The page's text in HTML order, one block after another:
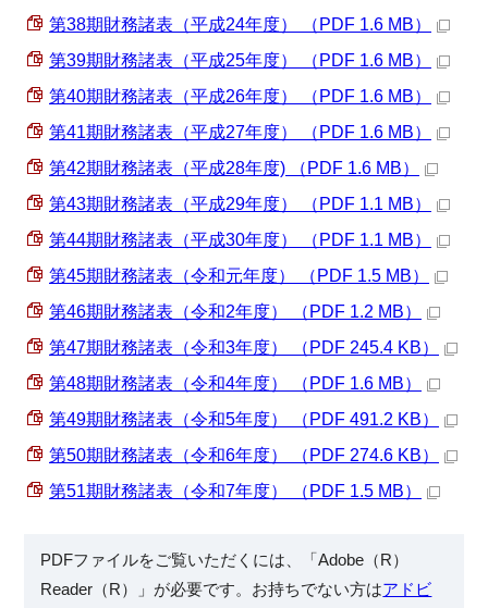
第38期財務諸表（平成24年度） （PDF 1.6 MB）
第39期財務諸表（平成25年度） （PDF 1.6 MB）
第40期財務諸表（平成26年度） （PDF 1.6 MB）
第41期財務諸表（平成27年度） （PDF 1.6 MB）
第42期財務諸表（平成28年度) （PDF 1.6 MB）
第43期財務諸表（平成29年度） （PDF 1.1 MB）
第44期財務諸表（平成30年度） （PDF 1.1 MB）
第45期財務諸表（令和元年度） （PDF 1.5 MB）
第46期財務諸表（令和2年度） （PDF 1.2 MB）
第47期財務諸表（令和3年度） （PDF 245.4 KB）
第48期財務諸表（令和4年度） （PDF 1.6 MB）
第49期財務諸表（令和5年度） （PDF 491.2 KB）
第50期財務諸表（令和6年度） （PDF 274.6 KB）
第51期財務諸表（令和7年度） （PDF 1.5 MB）
PDFファイルをご覧いただくには、「Adobe（R）
Reader（R）」が必要です。お持ちでない方はアドビ